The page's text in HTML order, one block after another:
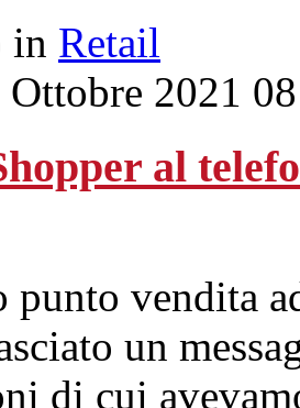
in Retail
Ottobre 2021
al
punto vendita
un
di cui